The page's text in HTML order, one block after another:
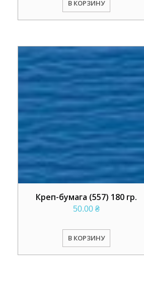
В КОРЗИНУ
Креп-бумага (557) 180 гр.
50.00 ₴
В КОРЗИНУ